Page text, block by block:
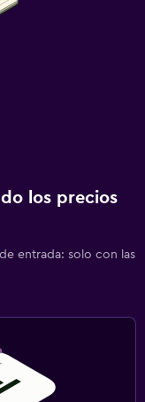
los precios
entrada: solo con las